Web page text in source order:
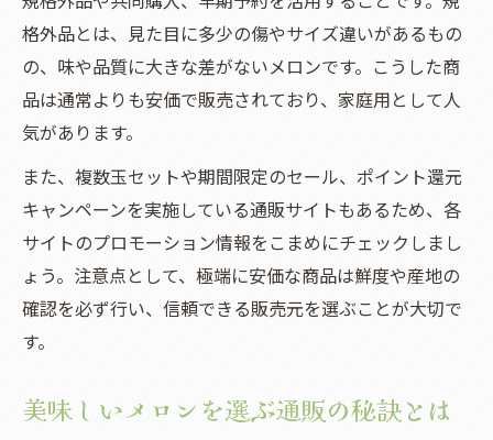
格外品とは、見た目に多少の傷やサイズ違いがあるもの
の、味や品質に大きな差がないメロンです。こうした商
品は通常よりも安価で販売されており、家庭用として人
気があります。
また、複数玉セットや期間限定のセール、ポイント還元
キャンペーンを実施している通販サイトもあるため、各
サイトのプロモーション情報をこまめにチェックしまし
ょう。注意点として、極端に安価な商品は鮮度や産地の
確認を必ず行い、信頼できる販売元を選ぶことが大切で
す。
美味しいメロンを選ぶ通販の秘訣とは